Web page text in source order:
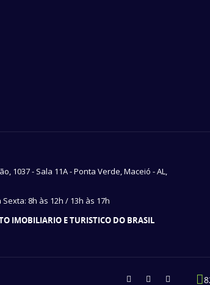
1037 - Sala 11A - Ponta Verde, Maceió - AL,
8h às 12h / 13h às 17h
IMOBILIARIO E TURISTICO DO BRASIL